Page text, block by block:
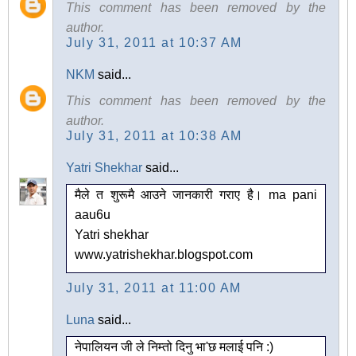
This comment has been removed by the
author.
July 31, 2011 at 10:37 AM
NKM said...
This comment has been removed by the
author.
July 31, 2011 at 10:38 AM
Yatri Shekhar said...
मैले त शुरूमै आउने जानकारी गराए है। ma pani
aau6u
Yatri shekhar
www.yatrishekhar.blogspot.com
July 31, 2011 at 11:00 AM
Luna said...
नेपालियन जी ले निम्तो दिनु भा'छ मलाई पनि :)